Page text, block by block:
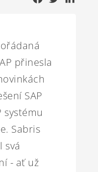
přinesla
SAP
systému
Sabris
svá
- ať už